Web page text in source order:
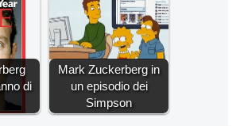
di
Mark Zuckerberg in
un episodio dei
Simpson